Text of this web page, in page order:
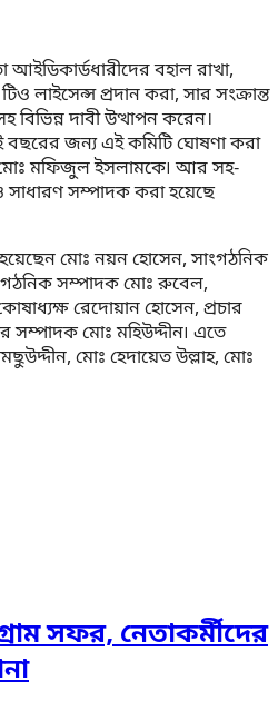
আইডিকার্ডধারীদের বহাল রাখা,
লাইসেন্স প্রদান করা, সার সংক্রান্ত
দাবী উত্থাপন করেন।
জন্য এই কমিটি ঘোষণা করা
মফিজুল ইসলামকে৷ আর সহ-
সম্পাদক করা হয়েছে
মোঃ নয়ন হোসেন, সাংগঠনিক
সম্পাদক মোঃ রুবেল,
রেদোয়ান হোসেন, প্রচার
মোঃ মহিউদ্দীন৷ এতে
মোঃ হেদায়েত উল্লাহ, মোঃ
সফর, নেতাকর্মীদের